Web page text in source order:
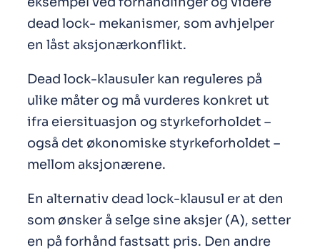
dead lock- mekanismer, som avhjelper
en låst aksjonærkonflikt.
Dead lock-klausuler kan reguleres på
ulike måter og må vurderes konkret ut
ifra eiersituasjon og styrkeforholdet –
også det økonomiske styrkeforholdet –
mellom aksjonærene.
En alternativ dead lock-klausul er at den
som ønsker å selge sine aksjer (A), setter
en på forhånd fastsatt pris. Den andre